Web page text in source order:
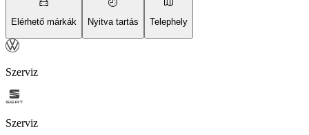
Elérhető márkák Nyitva tartás Telephely
Szerviz
Szerviz